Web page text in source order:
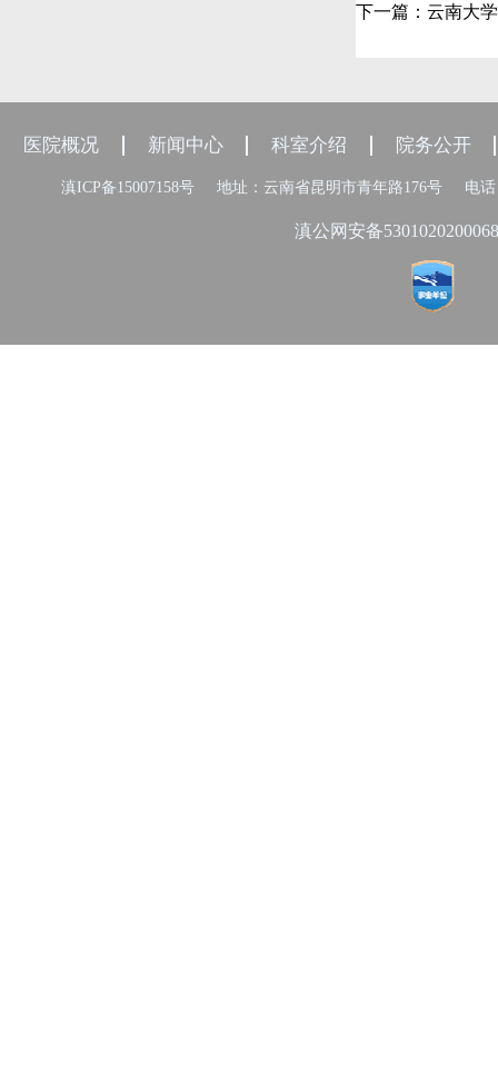
下一篇： 云南大
医院概况 新闻中心 科室介绍 院务公开
滇ICP备15007158号 地址：云南省昆明市青年路176号 电话
滇公网安备